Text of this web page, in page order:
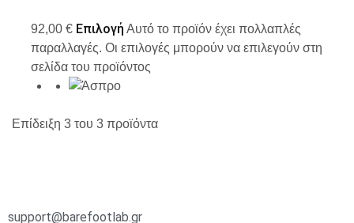
92,00 € Επιλογή Αυτό το προϊόν έχει πολλαπλές
παραλλαγές. Οι επιλογές μπορούν να επιλεγούν στη
σελίδα του προϊόντος
Επίδειξη 3 του 3 προϊόντα
support@barefootlab.gr